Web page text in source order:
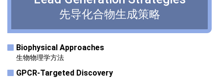
先导化合物生成策略
Biophysical Approaches
生物物理学方法
GPCR-Targeted Discovery